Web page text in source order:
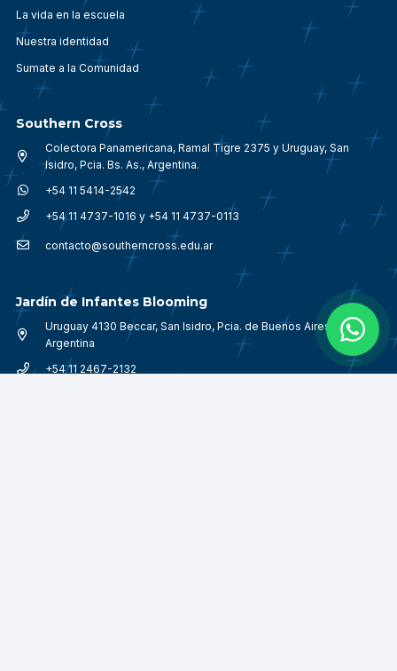
La vida en la escuela
Nuestra identidad
Sumate a la Comunidad
Southern Cross
Colectora Panamericana, Ramal Tigre 2375 y Uruguay, San
Isidro, Pcia. Bs. As., Argentina.
+54 11 5414-2542
+54 11 4737-1016 y +54 11 4737-0113
contacto@southerncross.edu.ar
Jardín de Infantes Blooming
Uruguay 4130 Beccar, San Isidro, Pcia. de Buenos Aires,
Argentina
+54 11 2467-2132